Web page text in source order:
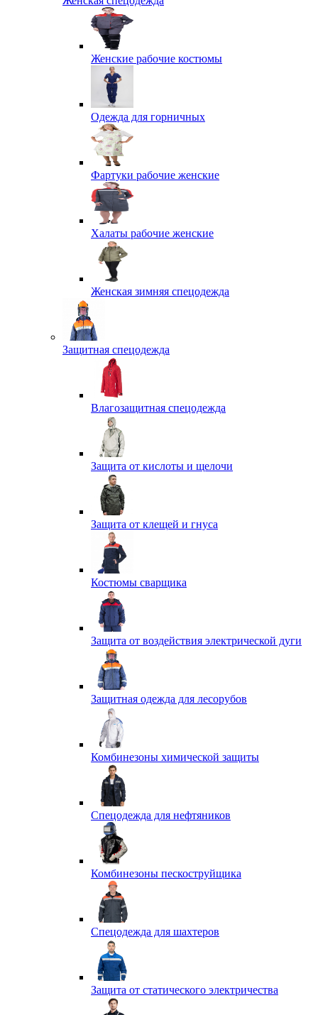
Женские рабочие костюмы
Одежда для горничных
Фартуки рабочие женские
Халаты рабочие женские
Женская зимняя спецодежда
Защитная спецодежда
Влагозащитная спецодежда
Защита от кислоты и щелочи
Защита от клещей и гнуса
Костюмы сварщика
Защита от воздействия электрической дуги
Защитная одежда для лесорубов
Комбинезоны химической защиты
Спецодежда для нефтяников
Комбинезоны пескоструйщика
Спецодежда для шахтеров
Защита от статического электричества